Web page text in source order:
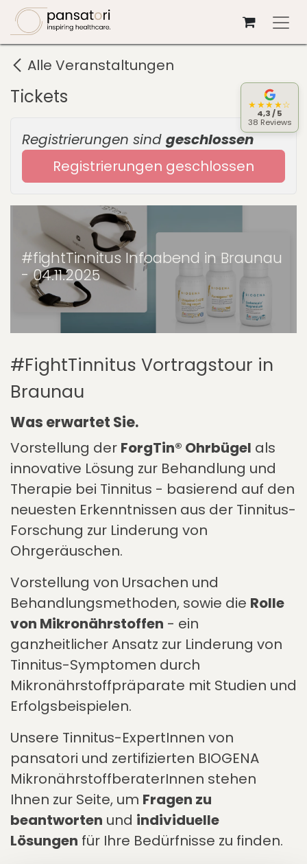
Zum Inhalt springen
Alle Veranstaltungen
Tickets
Registrierungen sind geschlossen
Registrierungen geschlossen
#fightTinnitus Infoabend in Braunau
- 04.11.2025
#FightTinnitus Vortragstour in
Braunau
Was erwartet Sie.
Vorstellung der ForgTin® Ohrbügel als
innovative Lösung zur Behandlung und
Therapie bei Tinnitus - basierend auf den
neuesten Erkenntnissen aus der Tinnitus-
Forschung zur Linderung von
Ohrgeräuschen.
Vorstellung von Ursachen und
Behandlungsmethoden, sowie die Rolle
von Mikronährstoffen - ein
ganzheitlicher Ansatz zur Linderung von
Tinnitus-Symptomen durch
Mikronährstoffpräparate mit Studien und
Erfolgsbeispielen.
Unsere Tinnitus-ExpertInnen von
pansatori und zertifizierten BIOGENA
MikronährstoffberaterInnen stehen
Ihnen zur Seite, um Fragen zu
beantworten und individuelle
Lösungen für Ihre Bedürfnisse zu finden.
★★★★☆
4,3 / 5
38 Reviews